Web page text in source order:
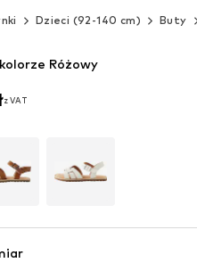
Dzieci (92-140 cm) Buty
z VAT
Różowy